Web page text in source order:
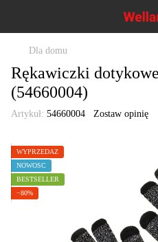
Dla domu
Rękawiczki
(54660004)
Artykuł: 54660004 Zostaw opinię
WYPRZEDAŻ
NOWOŚĆ
BESTSELLER
−80%